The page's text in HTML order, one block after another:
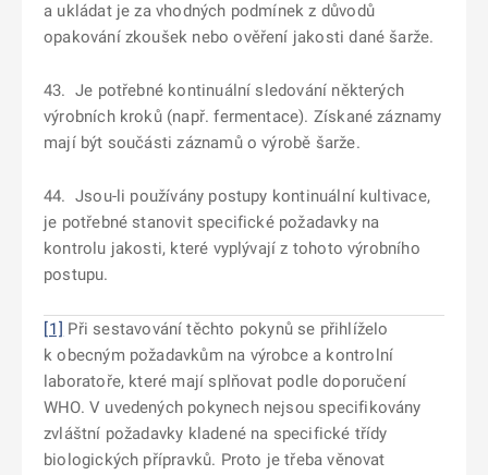
a ukládat je za vhodných podmínek z důvodů
opakování zkoušek nebo ověření jakosti dané šarže.
43. Je potřebné kontinuální sledování některých
výrobních kroků (např. fermentace). Získané záznamy
mají být součásti záznamů o výrobě šarže.
44. Jsou-li používány postupy kontinuální kultivace,
je potřebné stanovit specifické požadavky na
kontrolu jakosti, které vyplývají z tohoto výrobního
postupu.
[1] Při sestavování těchto pokynů se přihlíželo
k obecným požadavkům na výrobce a kontrolní
laboratoře, které mají splňovat podle doporučení
WHO. V uvedených pokynech nejsou specifikovány
zvláštní požadavky kladené na specifické třídy
biologických přípravků. Proto je třeba věnovat